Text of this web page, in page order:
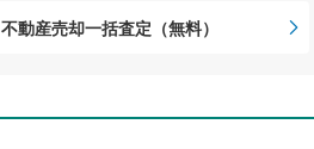
不動産売却一括査定（無料）